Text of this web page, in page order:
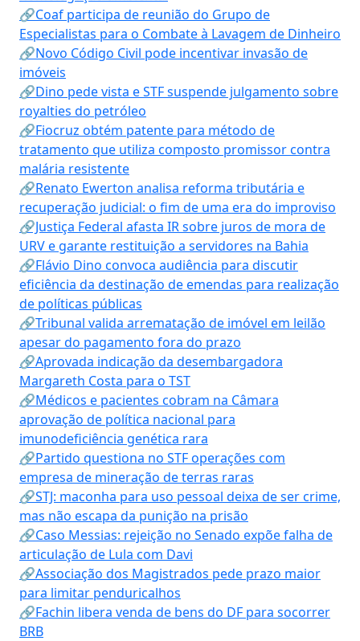
🔗Coaf participa de reunião do Grupo de
Especialistas para o Combate à Lavagem de Dinheiro
🔗Novo Código Civil pode incentivar invasão de
imóveis
🔗Dino pede vista e STF suspende julgamento sobre
royalties do petróleo
🔗Fiocruz obtém patente para método de
tratamento que utiliza composto promissor contra
malária resistente
🔗Renato Ewerton analisa reforma tributária e
recuperação judicial: o fim de uma era do improviso
🔗Justiça Federal afasta IR sobre juros de mora de
URV e garante restituição a servidores na Bahia
🔗Flávio Dino convoca audiência para discutir
eficiência da destinação de emendas para realização
de políticas públicas
🔗Tribunal valida arrematação de imóvel em leilão
apesar do pagamento fora do prazo
🔗Aprovada indicação da desembargadora
Margareth Costa para o TST
🔗Médicos e pacientes cobram na Câmara
aprovação de política nacional para
imunodeficiência genética rara
🔗Partido questiona no STF operações com
empresa de mineração de terras raras
🔗STJ: maconha para uso pessoal deixa de ser crime,
mas não escapa da punição na prisão
🔗Caso Messias: rejeição no Senado expõe falha de
articulação de Lula com Davi
🔗Associação dos Magistrados pede prazo maior
para limitar penduricalhos
🔗Fachin libera venda de bens do DF para socorrer
BRB